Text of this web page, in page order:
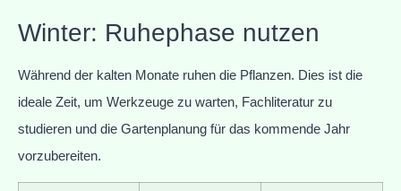
Winter: Ruhephase nutzen
Während der kalten Monate ruhen die Pflanzen. Dies ist die
ideale Zeit, um Werkzeuge zu warten, Fachliteratur zu
studieren und die Gartenplanung für das kommende Jahr
vorzubereiten.